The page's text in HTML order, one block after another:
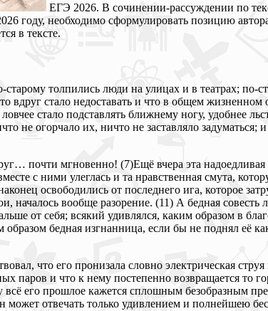
ЕГЭ 2026. В сочинении-рассуждении по
году, необходимо сформулировать позицию
в тексте.
толпились люди на улицах и в театрах; по-
вдруг стало недоставать и что в общем
ловчее стало подставлять ближнему ногу, удобнее
не огорчало их, ничто не заставляло
почти мгновенно! (7)Ещё вчера эта
с ними улеглась и та нравственная смута,
освободились от последнего ига, которое
началось вообще разорение. (11) А бедная
от себя; всякий удивлялся, каким образом в
бедная изгнанница, если бы не поднял её
что его пронизала словно электрическая
паров и что к нему постепенно возвращается то
его прошлое кажется сплошным безобразным
может отвечать только удивлением и полнейшею